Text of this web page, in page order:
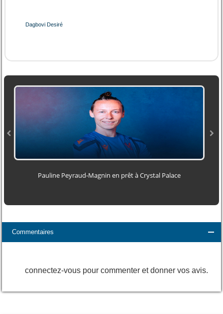
Dagbovi Desiré
Pauline Peyraud‑Magnin en prêt à Crystal Palace
Commentaires
connectez-vous pour commenter et donner vos avis.